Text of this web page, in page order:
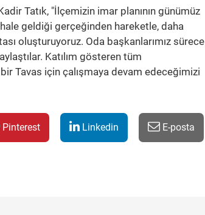
Tatık, "İlçemizin imar planının günümüz
geldiği gerçeğinden hareketle, daha
oluşturuyoruz. Oda başkanlarımız sürece
Katılım gösteren tüm
Tavas için çalışmaya devam edeceğimizi
Pinterest Linkedin E-posta